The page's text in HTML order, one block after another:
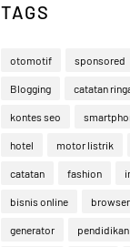
TAGS
otomotif sponsored
Blogging catatan
kontes seo
hotel motor listrik
catatan fashion
bisnis online browser
generator pendidikan